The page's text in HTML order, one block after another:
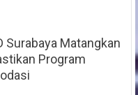
Surabaya Matangkan
Program